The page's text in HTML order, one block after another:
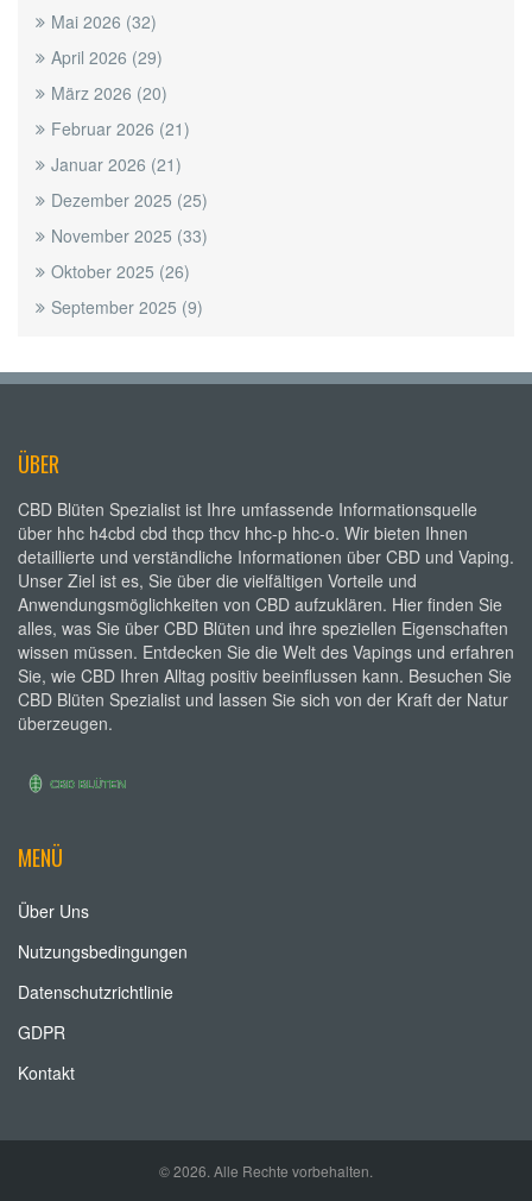
Mai 2026 (32)
April 2026 (29)
März 2026 (20)
Februar 2026 (21)
Januar 2026 (21)
Dezember 2025 (25)
November 2025 (33)
Oktober 2025 (26)
September 2025 (9)
ÜBER
CBD Blüten Spezialist ist Ihre umfassende Informationsquelle
über hhc h4cbd cbd thcp thcv hhc-p hhc-o. Wir bieten Ihnen
detaillierte und verständliche Informationen über CBD und Vaping.
Unser Ziel ist es, Sie über die vielfältigen Vorteile und
Anwendungsmöglichkeiten von CBD aufzuklären. Hier finden Sie
alles, was Sie über CBD Blüten und ihre speziellen Eigenschaften
wissen müssen. Entdecken Sie die Welt des Vapings und erfahren
Sie, wie CBD Ihren Alltag positiv beeinflussen kann. Besuchen Sie
CBD Blüten Spezialist und lassen Sie sich von der Kraft der Natur
überzeugen.
MENÜ
Über Uns
Nutzungsbedingungen
Datenschutzrichtlinie
GDPR
Kontakt
© 2026. Alle Rechte vorbehalten.